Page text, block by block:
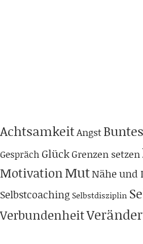
AchtsamkeitAngst
Gespräch GlückGrenzen setzen
MotivationMutNähe und
Selbstcoaching Selbstdisziplin
Verbundenheit